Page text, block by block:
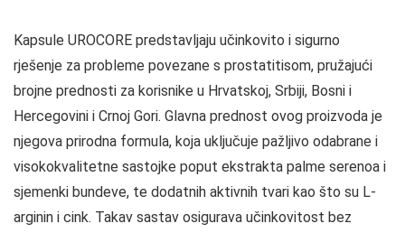
Kapsule UROCORE predstavljaju učinkovito i sigurnо
rješenje za probleme povezane s prostatitisom, pružajući
brojne prednosti za korisnike u Hrvatskoj, Srbiji, Bosni i
Hercegovini i Crnoj Gori. Glavna prednost ovog proizvoda je
njegova prirodna formula, koja uključuje pažljivo odabrane i
visokokvalitetne sastojke poput ekstrakta palme serenoa i
sjemenki bundeve, te dodatnih aktivnih tvari kao što su L-
arginin i cink. Takav sastav osigurava učinkovitost bez